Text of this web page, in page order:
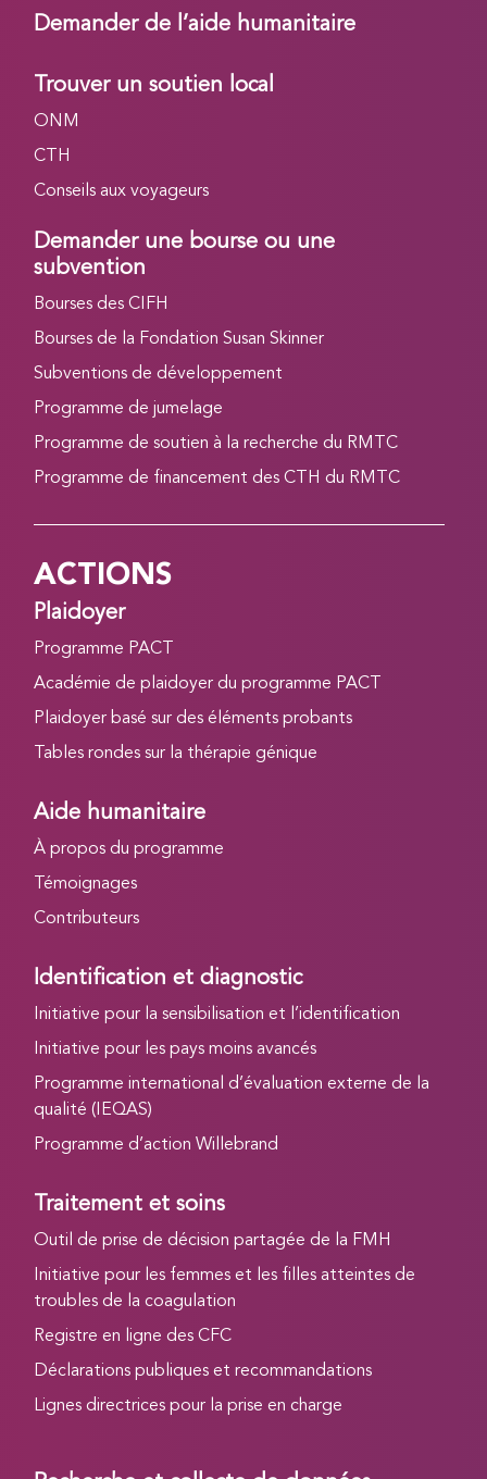
Demander de l’aide humanitaire
Trouver un soutien local
ONM
CTH
Conseils aux voyageurs
Demander une bourse ou une
subvention
Bourses des CIFH
Bourses de la Fondation Susan Skinner
Subventions de développement
Programme de jumelage
Programme de soutien à la recherche du RMTC
Programme de financement des CTH du RMTC
ACTIONS
Plaidoyer
Programme PACT
Académie de plaidoyer du programme PACT
Plaidoyer basé sur des éléments probants
Tables rondes sur la thérapie génique
Aide humanitaire
À propos du programme
Témoignages
Contributeurs
Identification et diagnostic
Initiative pour la sensibilisation et l’identification
Initiative pour les pays moins avancés
Programme international d’évaluation externe de la
qualité (IEQAS)
Programme d’action Willebrand
Traitement et soins
Outil de prise de décision partagée de la FMH
Initiative pour les femmes et les filles atteintes de
troubles de la coagulation
Registre en ligne des CFC
Déclarations publiques et recommandations
Lignes directrices pour la prise en charge